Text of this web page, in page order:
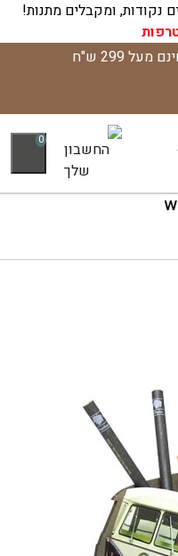
נקודות, ומקבלים מתנות!
299 ש"ח
0
שלך ריקה כעת!